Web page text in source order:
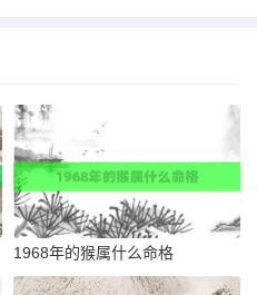
1968年的猴属什么命格